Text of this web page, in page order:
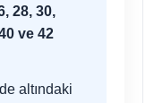
28, 30,
ve 42
altındaki